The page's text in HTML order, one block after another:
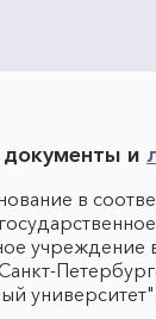
и
в
учреждение
университет".